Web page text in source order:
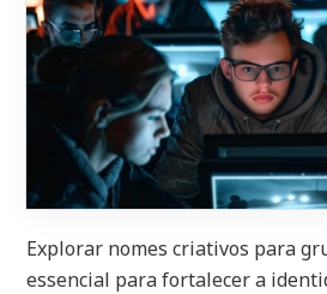
Explorar nomes criativos para
essencial para fortalecer a